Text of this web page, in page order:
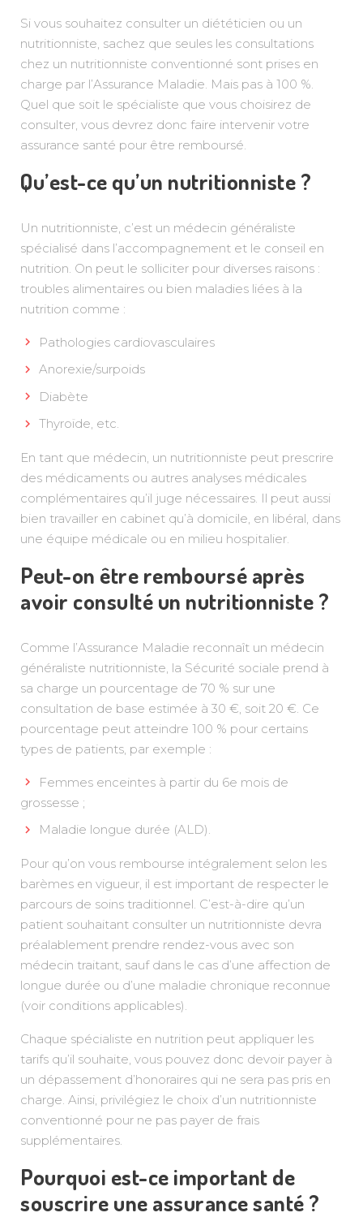
Si vous souhaitez consulter un diététicien ou un
nutritionniste, sachez que seules les consultations
chez un nutritionniste conventionné sont prises en
charge par l’Assurance Maladie. Mais pas à 100 %.
Quel que soit le spécialiste que vous choisirez de
consulter, vous devrez donc faire intervenir votre
assurance santé pour être remboursé.
Qu’est-ce qu’un nutritionniste ?
Un nutritionniste, c’est un médecin généraliste
spécialisé dans l’accompagnement et le conseil en
nutrition. On peut le solliciter pour diverses raisons :
troubles alimentaires ou bien maladies liées à la
nutrition comme :
Pathologies cardiovasculaires
Anorexie/surpoids
Diabète
Thyroïde, etc.
En tant que médecin, un nutritionniste peut prescrire
des médicaments ou autres analyses médicales
complémentaires qu’il juge nécessaires. Il peut aussi
bien travailler en cabinet qu’à domicile, en libéral, dans
une équipe médicale ou en milieu hospitalier.
Peut-on être remboursé après
avoir consulté un nutritionniste ?
Comme l’Assurance Maladie reconnaît un médecin
généraliste nutritionniste, la Sécurité sociale prend à
sa charge un pourcentage de 70 % sur une
consultation de base estimée à 30 €, soit 20 €. Ce
pourcentage peut atteindre 100 % pour certains
types de patients, par exemple :
Femmes enceintes à partir du 6e mois de
grossesse ;
Maladie longue durée (ALD).
Pour qu’on vous rembourse intégralement selon les
barèmes en vigueur, il est important de respecter le
parcours de soins traditionnel. C’est-à-dire qu’un
patient souhaitant consulter un nutritionniste devra
préalablement prendre rendez-vous avec son
médecin traitant, sauf dans le cas d’une affection de
longue durée ou d’une maladie chronique reconnue
(voir conditions applicables).
Chaque spécialiste en nutrition peut appliquer les
tarifs qu’il souhaite, vous pouvez donc devoir payer à
un dépassement d’honoraires qui ne sera pas pris en
charge. Ainsi, privilégiez le choix d’un nutritionniste
conventionné pour ne pas payer de frais
supplémentaires.
Pourquoi est-ce important de
souscrire une assurance santé ?